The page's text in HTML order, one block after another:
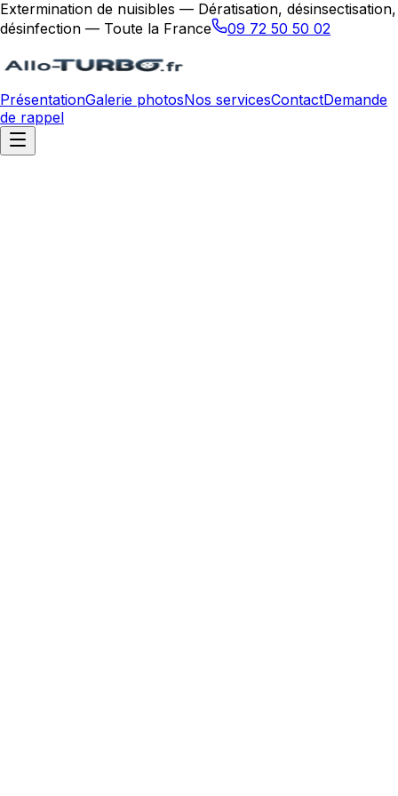
Extermination de nuisibles — Dératisation, désinsectisation,
désinfection — Toute la France
09 72 50 50 02
PrésentationGalerie photosNos servicesContactDemande
de rappel